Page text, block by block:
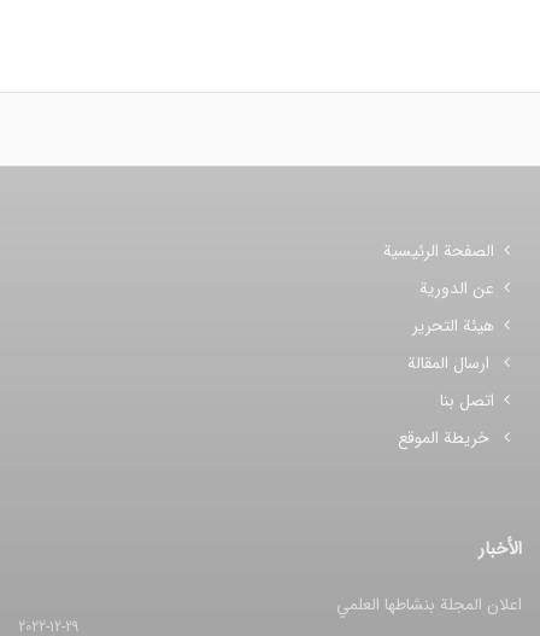
الصفحة الرئيسية
عن الدورية
هيئة التحرير
ارسال المقالة
اتصل بنا
خريطة الموقع
الأخبار
اعلان المجلة بنشاطها العلمي
2022-12-29